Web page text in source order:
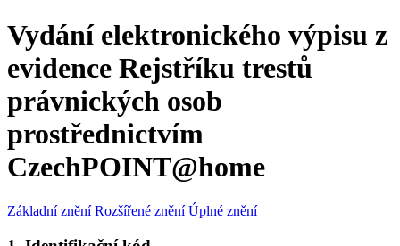
Vydání elektronického výpisu z
evidence Rejstříku trestů
právnických osob
prostřednictvím
CzechPOINT@home
Základní znění Rozšířené znění Úplné znění